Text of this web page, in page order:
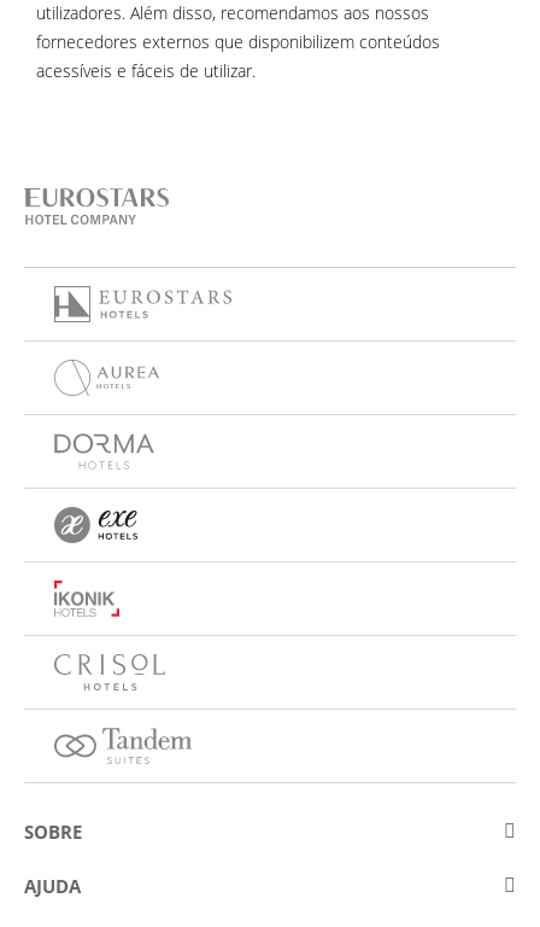
utilizadores. Além disso, recomendamos aos nossos
fornecedores externos que disponibilizem conteúdos
acessíveis e fáceis de utilizar.
SOBRE
Sobre a Eurostars Hotel Company
AJUDA